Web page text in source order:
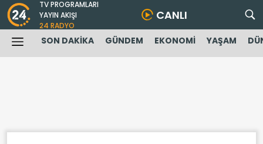
TV PROGRAMLARI
YAYIN AKIŞI
24 RADYO
CANLI
SON DAKİKA GÜNDEM EKONOMİ YAŞAM